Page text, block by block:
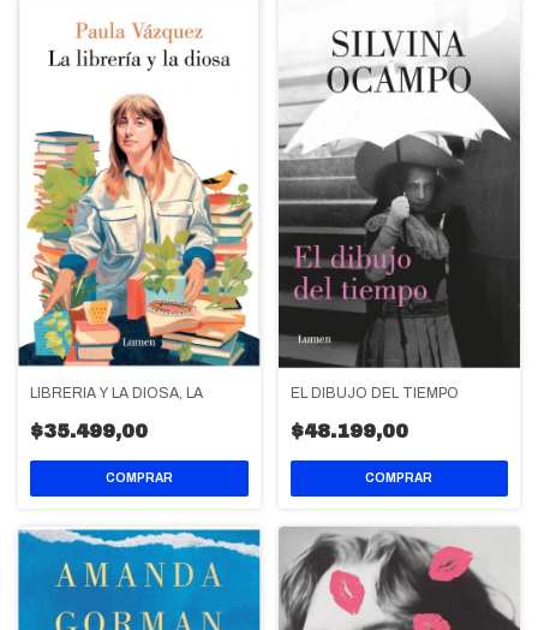
LIBRERIA Y LA DIOSA, LA
$35.499,00
EL DIBUJO DEL TIEMPO
$48.199,00